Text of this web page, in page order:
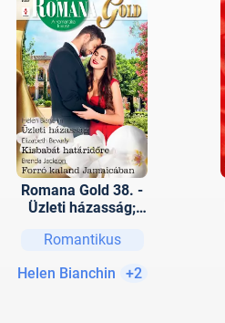
Romana Gold 38. -
Üzleti házasság;
határidőre; Forró
Romantikus
Helen Bianchin
+2